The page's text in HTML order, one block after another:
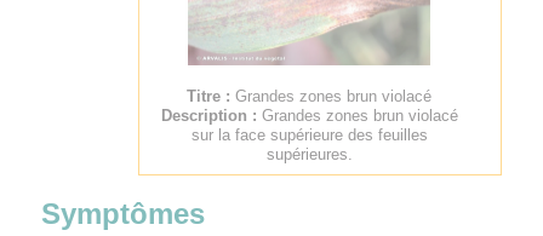
Titre :Grandes zones brun violacé
Description : Grandes zones brun violacé
sur la face supérieure des feuilles
supérieures.
Symptômes